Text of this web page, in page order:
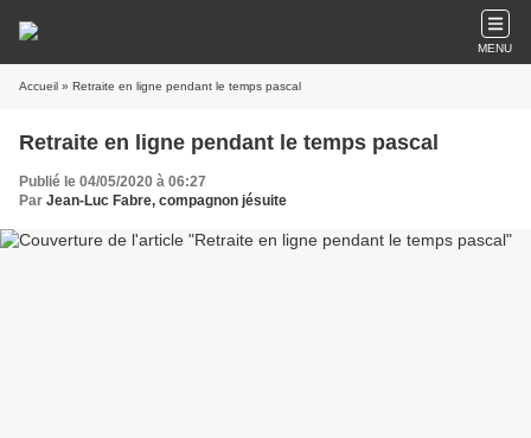
MENU
Accueil » Retraite en ligne pendant le temps pascal
Retraite en ligne pendant le temps pascal
Publié le 04/05/2020 à 06:27
Par Jean-Luc Fabre, compagnon jésuite